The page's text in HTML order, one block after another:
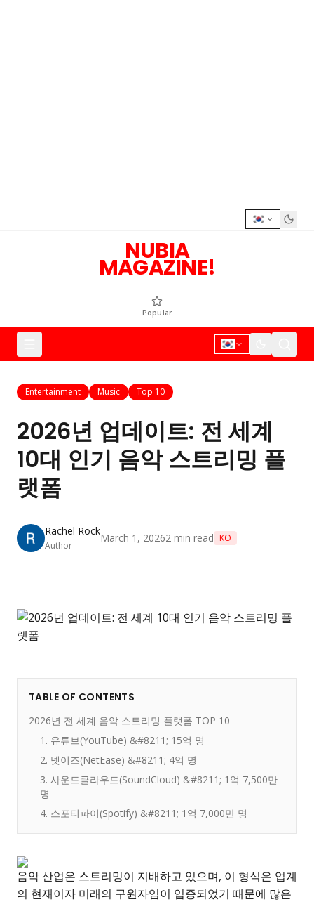
NUBIA
MAGAZINE!
Popular
Entertainment Music Top 10
2026년 업데이트: 전 세계
10대 인기 음악 스트리밍 플
랫폼
Rachel Rock
Author
March 1, 20262 min read KO
TABLE OF CONTENTS
2026년 전 세계 음악 스트리밍 플랫폼 TOP 10
1. 유튜브(YouTube) &#8211; 15억 명
2. 넷이즈(NetEase) &#8211; 4억 명
3. 사운드클라우드(SoundCloud) &#8211; 1억 7,500만
명
4. 스포티파이(Spotify) &#8211; 1억 7,000만 명
음악 산업은 스트리밍이 지배하고 있으며, 이 형식은 업계
의 현재이자 미래의 구원자임이 입증되었기 때문에 많은